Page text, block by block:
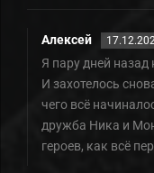
Алексей
Я пару дней назад
И захотелось
чего всë
дружба Ника и
героев, как всë